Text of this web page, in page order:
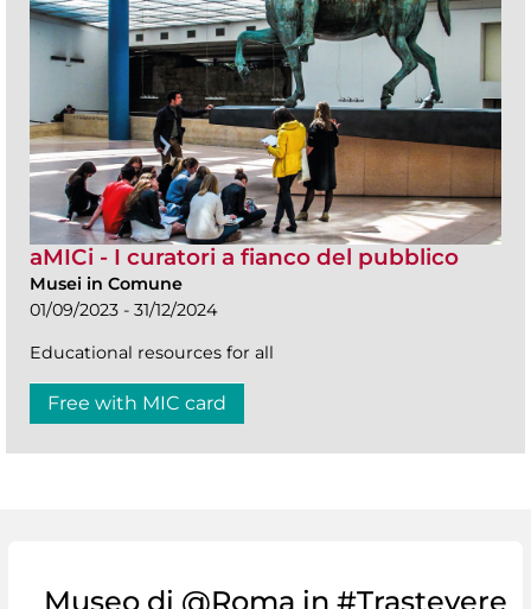
aMICi - I curatori a fianco del pubblico
Musei in Comune
01/09/2023 - 31/12/2024
Educational resources for all
Free with MIC card
Museo di @Roma in #Trastevere